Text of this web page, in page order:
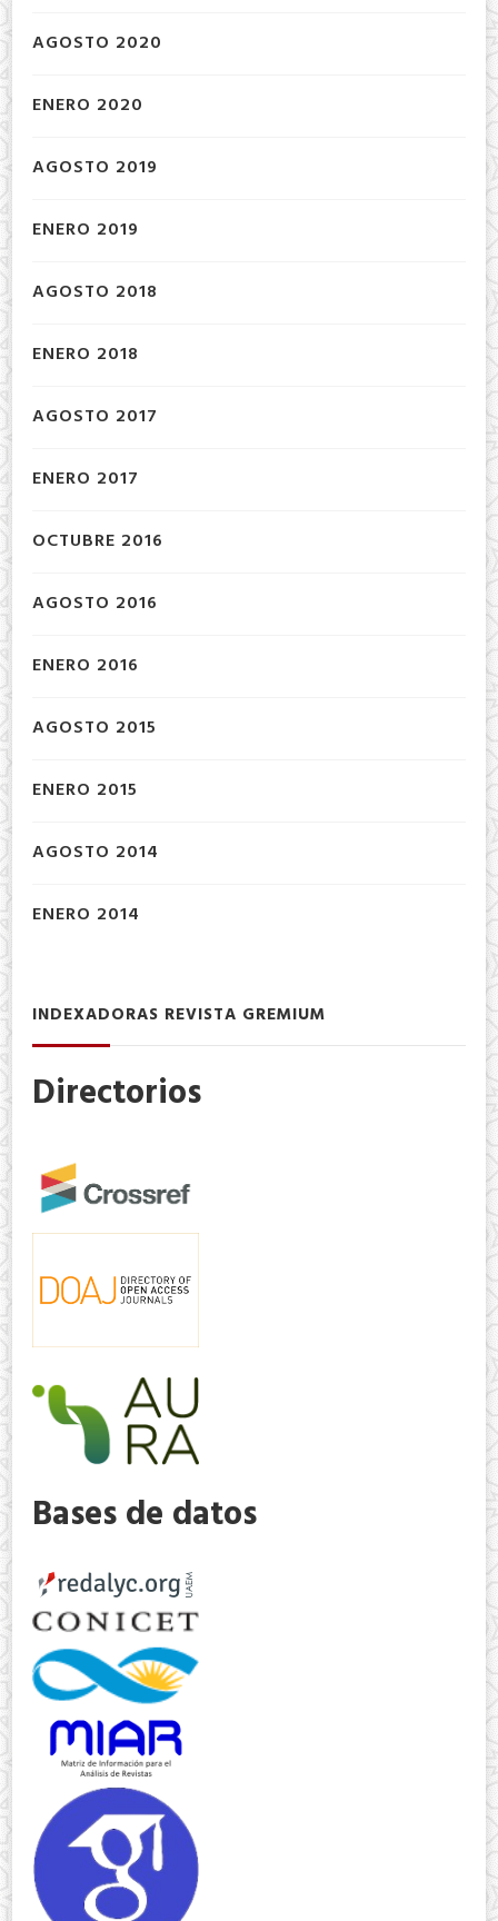
AGOSTO 2020
ENERO 2020
AGOSTO 2019
ENERO 2019
AGOSTO 2018
ENERO 2018
AGOSTO 2017
ENERO 2017
OCTUBRE 2016
AGOSTO 2016
ENERO 2016
AGOSTO 2015
ENERO 2015
AGOSTO 2014
ENERO 2014
INDEXADORAS REVISTA GREMIUM
Directorios
Bases de datos